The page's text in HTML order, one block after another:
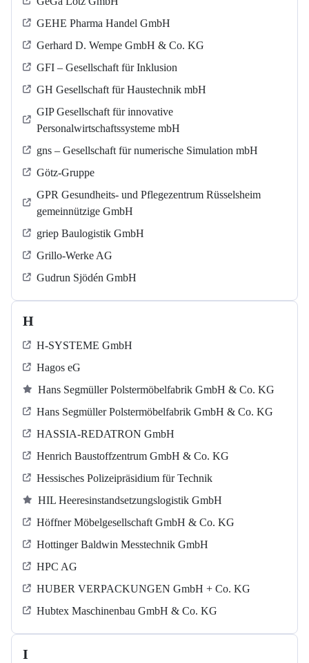
GEHE Pharma Handel GmbH
Gerhard D. Wempe GmbH & Co. KG
GFI – Gesellschaft für Inklusion
GH Gesellschaft für Haustechnik mbH
GIP Gesellschaft für innovative
Personalwirtschaftssysteme mbH
gns – Gesellschaft für numerische Simulation mbH
Götz-Gruppe
GPR Gesundheits- und Pflegezentrum Rüsselsheim
gemeinnützige GmbH
griep Baulogistik GmbH
Grillo-Werke AG
Gudrun Sjödén GmbH
H
H-SYSTEME GmbH
Hagos eG
Hans Segmüller Polstermöbelfabrik GmbH & Co. KG
Hans Segmüller Polstermöbelfabrik GmbH & Co. KG
HASSIA-REDATRON GmbH
Henrich Baustoffzentrum GmbH & Co. KG
Hessisches Polizeipräsidium für Technik
HIL Heeresinstandsetzungslogistik GmbH
Höffner Möbelgesellschaft GmbH & Co. KG
Hottinger Baldwin Messtechnik GmbH
HPC AG
HUBER VERPACKUNGEN GmbH + Co. KG
Hubtex Maschinenbau GmbH & Co. KG
I